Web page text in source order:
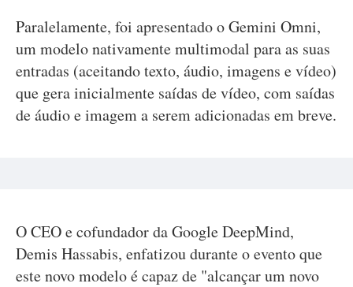
Paralelamente, foi apresentado o Gemini Omni,
um modelo nativamente multimodal para as suas
entradas (aceitando texto, áudio, imagens e vídeo)
que gera inicialmente saídas de vídeo, com saídas
de áudio e imagem a serem adicionadas em breve.
O CEO e cofundador da Google DeepMind,
Demis Hassabis, enfatizou durante o evento que
este novo modelo é capaz de "alcançar um novo